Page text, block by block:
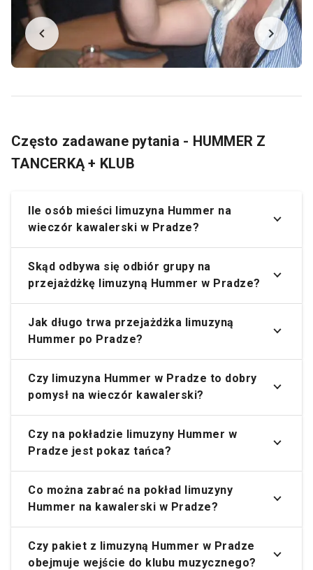
Często zadawane pytania - HUMMER Z
TANCERKĄ + KLUB
Ile osób mieści limuzyna Hummer na
wieczór kawalerski w Pradze?
Skąd odbywa się odbiór grupy na
przejażdżkę limuzyną Hummer w Pradze?
Jak długo trwa przejażdżka limuzyną
Hummer po Pradze?
Czy limuzyna Hummer w Pradze to dobry
pomysł na wieczór kawalerski?
Czy na pokładzie limuzyny Hummer w
Pradze jest pokaz tańca?
Co można zabrać na pokład limuzyny
Hummer na kawalerski w Pradze?
Czy pakiet z limuzyną Hummer w Pradze
obejmuje wejście do klubu muzycznego?